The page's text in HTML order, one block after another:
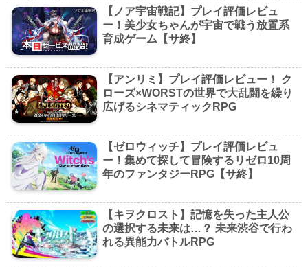
【ノア宇宙戦記】プレイ評価レビュ
ー！美少女ちゃんが宇宙で戦う放置系
育成ゲーム【サ終】
【アンリミ】プレイ評価レビュー！ ク
ローズ×WORSTの世界で⼤乱闘を繰り
広げるシネマティックRPG
【ゼロウィッチ】プレイ評価レビュ
ー！集めて探して冒険するリゼロ10周
年のファンタジーRPG【サ終】
【キヲクロスト】記憶を失った主人公
の選択する未来は…？ 未来渋谷で行わ
れる異能力バトルRPG